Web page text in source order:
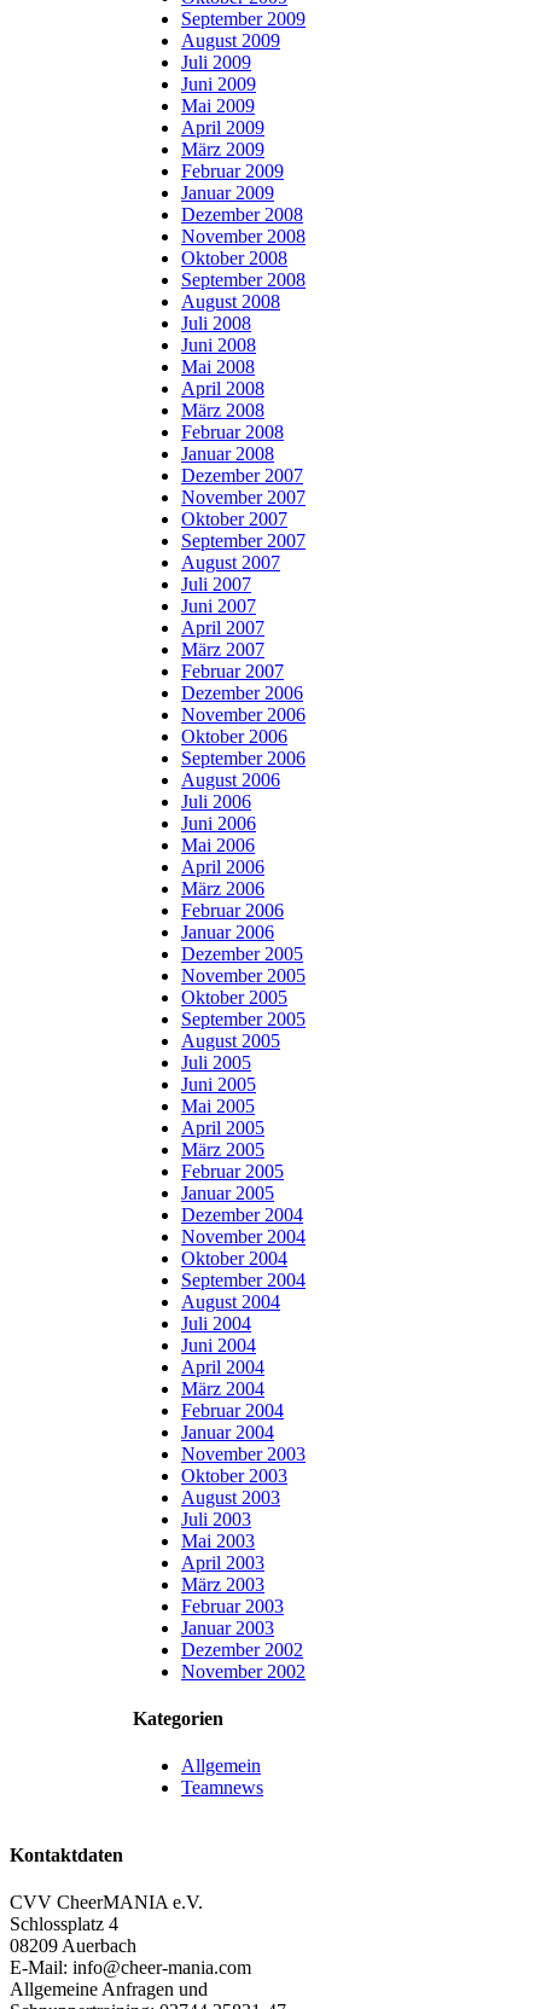
September 2009
August 2009
Juli 2009
Juni 2009
Mai 2009
April 2009
März 2009
Februar 2009
Januar 2009
Dezember 2008
November 2008
Oktober 2008
September 2008
August 2008
Juli 2008
Juni 2008
Mai 2008
April 2008
März 2008
Februar 2008
Januar 2008
Dezember 2007
November 2007
Oktober 2007
September 2007
August 2007
Juli 2007
Juni 2007
April 2007
März 2007
Februar 2007
Dezember 2006
November 2006
Oktober 2006
September 2006
August 2006
Juli 2006
Juni 2006
Mai 2006
April 2006
März 2006
Februar 2006
Januar 2006
Dezember 2005
November 2005
Oktober 2005
September 2005
August 2005
Juli 2005
Juni 2005
Mai 2005
April 2005
März 2005
Februar 2005
Januar 2005
Dezember 2004
November 2004
Oktober 2004
September 2004
August 2004
Juli 2004
Juni 2004
April 2004
März 2004
Februar 2004
Januar 2004
November 2003
Oktober 2003
August 2003
Juli 2003
Mai 2003
April 2003
März 2003
Februar 2003
Januar 2003
Dezember 2002
November 2002
Kategorien
Allgemein
Teamnews
Kontaktdaten
CVV CheerMANIA e.V.
Schlossplatz 4
08209 Auerbach
E-Mail: info@cheer-mania.com
Allgemeine Anfragen und